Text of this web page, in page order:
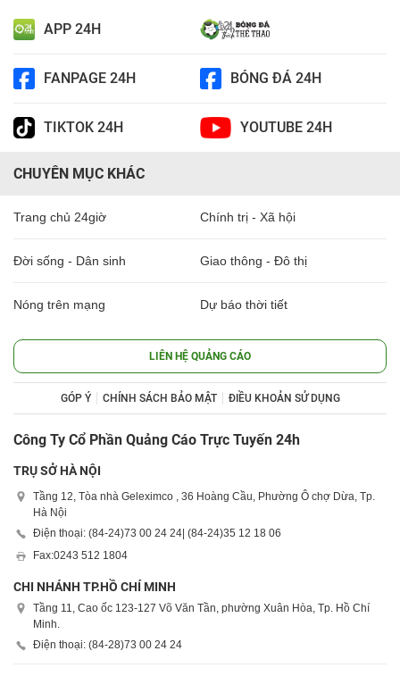
APP 24H
FANPAGE 24H BÓNG ĐÁ 24H
TIKTOK 24H YOUTUBE 24H
CHUYÊN MỤC KHÁC
Trang chủ 24giờ Chính trị - Xã hội
Đời sống - Dân sinh Giao thông - Đô thị
Nóng trên mạng Dự báo thời tiết
LIÊN HỆ QUẢNG CÁO
GÓP Ý CHÍNH SÁCH BẢO MẬT ĐIỀU KHOẢN SỬ DỤNG
Công Ty Cổ Phần Quảng Cáo Trực Tuyến 24h
TRỤ SỞ HÀ NỘI
Tầng 12, Tòa nhà Geleximco , 36 Hoàng Cầu, Phường Ô chợ Dừa, Tp.
Hà Nội
Điện thoại: (84-24)73 00 24 24| (84-24)35 12 18 06
Fax:0243 512 1804
CHI NHÁNH TP.HỒ CHÍ MINH
Tầng 11, Cao ốc 123-127 Võ Văn Tần, phường Xuân Hòa, Tp. Hồ Chí
Minh.
Điện thoại: (84-28)73 00 24 24